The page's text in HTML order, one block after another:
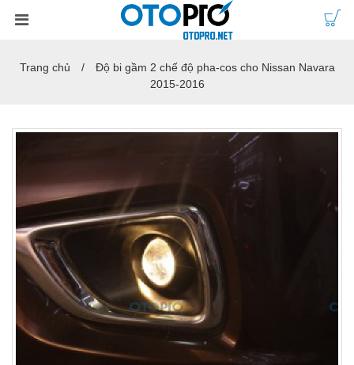
Trang chủ
Độ bi gầm 2 chế độ pha-cos cho Nissan Navara
2015-2016